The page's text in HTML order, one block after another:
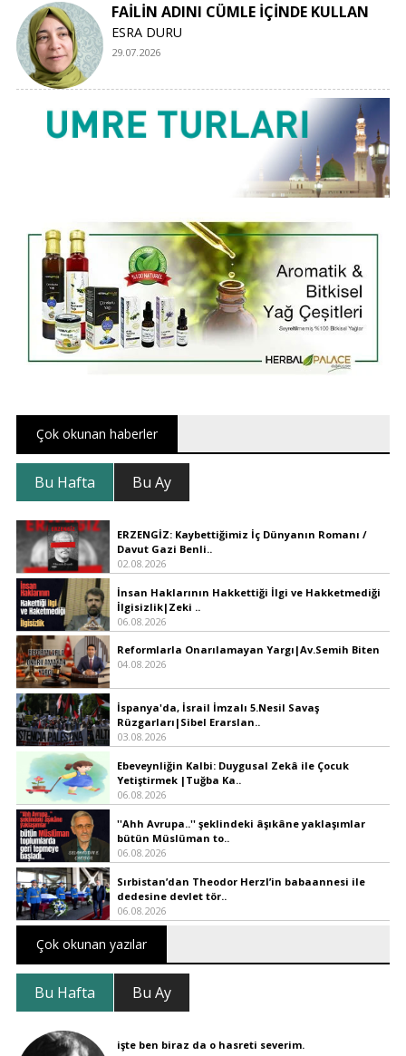
FAİLİN ADINI CÜMLE İÇİNDE KULLAN
ESRA DURU
29.07.2026
Çok okunan haberler
Bu Hafta Bu Ay
ERZENGİZ: Kaybettiğimiz İç Dünyanın Romanı /
Davut Gazi Benli..
02.08.2026
İnsan Haklarının Hakkettiği İlgi ve Hakketmediği
İlgisizlik|Zeki ..
06.08.2026
Reformlarla Onarılamayan Yargı|Av.Semih Biten
04.08.2026
İspanya'da, İsrail İmzalı 5.Nesil Savaş
Rüzgarları|Sibel Erarslan..
03.08.2026
Ebeveynliğin Kalbi: Duygusal Zekâ ile Çocuk
Yetiştirmek |Tuğba Ka..
06.08.2026
''Ahh Avrupa..'' şeklindeki âşıkâne yaklaşımlar
bütün Müslüman to..
06.08.2026
Sırbistan’dan Theodor Herzl’in babaannesi ile
dedesine devlet tör..
06.08.2026
Çok okunan yazılar
Bu Hafta Bu Ay
işte ben biraz da o hasreti severim.